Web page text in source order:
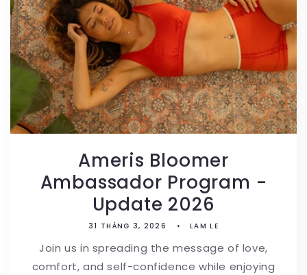
Ameris Bloomer
Ambassador Program -
Update 2026
31 THÁNG 3, 2026 LAM LE
Join us in spreading the message of love,
comfort, and self-confidence while enjoying